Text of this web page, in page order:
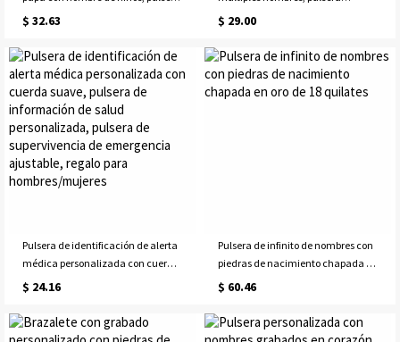
personalizada con nombre de
regalo de
cumpleaños/aniversario/día del
padre para papá/abuelo
$ 32.63
personalizada de 1 a 4 piedras de
del día de la madre/cumpleaños
para mamá/abuela/ella
$ 29.00
Pulsera de identificación de alerta
médica personalizada con cuerda
suave, pulsera de información de
supervivencia de emergencia
ajustable, regalo para
$ 24.16
Pulsera de infinito de nombres con
piedras de nacimiento chapada en
oro de 18 quilates
$ 60.46